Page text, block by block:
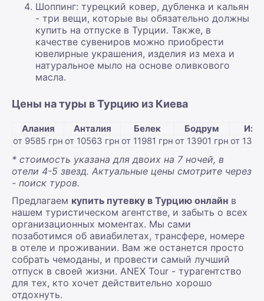
Шоппинг: турецкий ковер, дубленка и кальян
- три вещи, которые вы обязательно должны
купить на отпуске в Турции. Также, в
качестве сувениров можно приобрести
ювелирные украшения, изделия из меха и
натуральное мыло на основе оливкового
масла.
Цены на туры в Турцию из Киева
Алания Анталия Белек Бодрум
от 9585 грн от 10563 грн от 11981 грн от 13901 грн от
* стоимость указана для двоих на 7 ночей, в
отели 4-5 звезд. Актуальные цены смотрите через
- поиск туров.
Предлагаем купить путевку в Турцию онлайн в
нашем туристическом агентстве, и забыть о всех
организационных моментах. Мы сами
позаботимся об авиабилетах, трансфере, номере
в отеле и проживании. Вам же останется просто
собрать чемоданы, и провести самый лучший
отпуск в своей жизни. ANEX Tour - турагентство
для тех, кто хочет действительно хорошо
отдохнуть.